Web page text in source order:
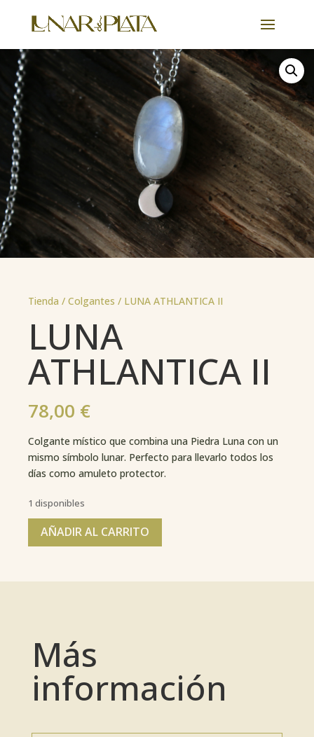
Tienda / Colgantes / LUNA ATHLANTICA II
LUNA
ATHLANTICA II
78,00 €
Colgante místico que combina una Piedra Luna con un
mismo símbolo lunar. Perfecto para llevarlo todos los
días como amuleto protector.
1 disponibles
AÑADIR AL CARRITO
Más
información